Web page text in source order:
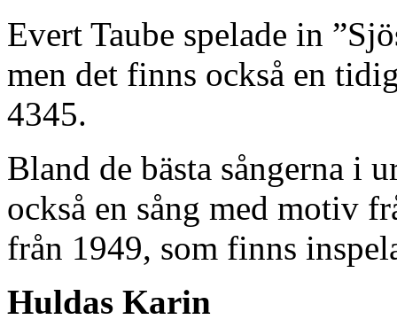
Evert Taube spelade in
men det finns också en
4345.
Bland de bästa sångerna i
också en sång med motiv
från 1949, som finns
Huldas Karin